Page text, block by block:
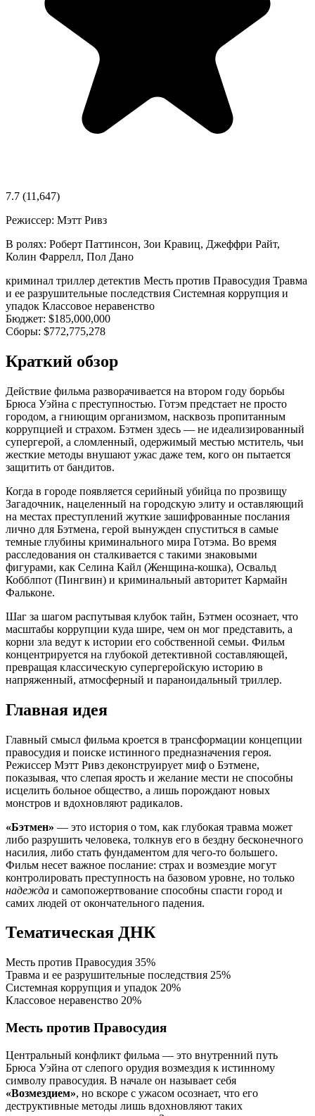
7.7 (11,647)
Режиссер: Мэтт Ривз
В ролях: Роберт Паттинсон, Зои Кравиц, Джеффри Райт,
Колин Фаррелл, Пол Дано
криминал триллер детектив Месть против Правосудия Травма
и ее разрушительные последствия Системная коррупция и
упадок Классовое неравенство
Бюджет: $185,000,000
Сборы: $772,775,278
Краткий обзор
Действие фильма разворачивается на втором году борьбы
Брюса Уэйна с преступностью. Готэм предстает не просто
городом, а гниющим организмом, насквозь пропитанным
коррупцией и страхом. Бэтмен здесь — не идеализированный
супергерой, а сломленный, одержимый местью мститель, чьи
жесткие методы внушают ужас даже тем, кого он пытается
защитить от бандитов.
Когда в городе появляется серийный убийца по прозвищу
Загадочник, нацеленный на городскую элиту и оставляющий
на местах преступлений жуткие зашифрованные послания
лично для Бэтмена, герой вынужден спуститься в самые
темные глубины криминального мира Готэма. Во время
расследования он сталкивается с такими знаковыми
фигурами, как Селина Кайл (Женщина-кошка), Освальд
Кобблпот (Пингвин) и криминальный авторитет Кармайн
Фальконе.
Шаг за шагом распутывая клубок тайн, Бэтмен осознает, что
масштабы коррупции куда шире, чем он мог представить, а
корни зла ведут к истории его собственной семьи. Фильм
концентрируется на глубокой детективной составляющей,
превращая классическую супергеройскую историю в
напряженный, атмосферный и параноидальный триллер.
Главная идея
Главный смысл фильма кроется в трансформации концепции
правосудия и поиске истинного предназначения героя.
Режиссер Мэтт Ривз деконструирует миф о Бэтмене,
показывая, что слепая ярость и желание мести не способны
исцелить больное общество, а лишь порождают новых
монстров и вдохновляют радикалов.
«Бэтмен» — это история о том, как глубокая травма может
либо разрушить человека, толкнув его в бездну бесконечного
насилия, либо стать фундаментом для чего-то большего.
Фильм несет важное послание: страх и возмездие могут
контролировать преступность на базовом уровне, но только
надежда и самопожертвование способны спасти город и
самих людей от окончательного падения.
Тематическая ДНК
Месть против Правосудия 35%
Травма и ее разрушительные последствия 25%
Системная коррупция и упадок 20%
Классовое неравенство 20%
Месть против Правосудия
Центральный конфликт фильма — это внутренний путь
Брюса Уэйна от слепого орудия возмездия к истинному
символу правосудия. В начале он называет себя
«Возмездием», но вскоре с ужасом осознает, что его
деструктивные методы лишь вдохновляют таких